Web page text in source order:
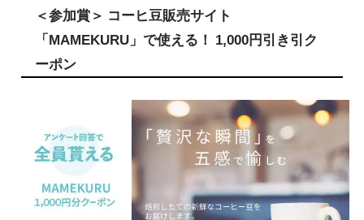
＜参加賞＞ コーヒ豆販売サイト
「MAMEKURU」で使える！ 1,000円引き引ク
ーポン